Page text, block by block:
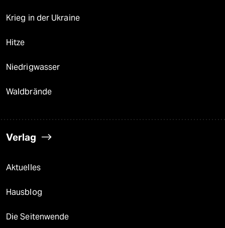
Krieg in der Ukraine
Hitze
Niedrigwasser
Waldbrände
Verlag
Aktuelles
Hausblog
Die Seitenwende